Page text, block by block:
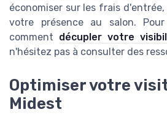
économiser sur les frais
votre présence au salon.
comment décupler votre
n'hésitez pas à consulter des
Optimiser votre
Midest